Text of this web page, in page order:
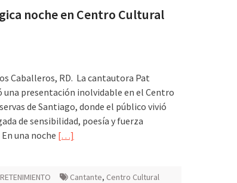
noche en Centro Cultural
Caballeros, RD. La cantautora Pat
una presentación inolvidable en el Centro
de Santiago, donde el público vivió
de sensibilidad, poesía y fuerza
una noche […]
Cantante, Centro Cultural